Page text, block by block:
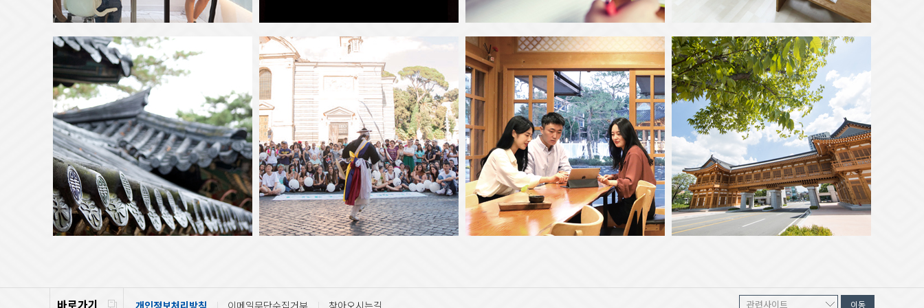
바로가기 개인정보처리방침 이메일무단수집거부 찾아오시는길